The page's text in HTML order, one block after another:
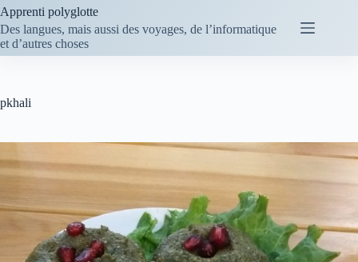
Passer
au
contenu
Apprenti polyglotte
Des langues, mais aussi des voyages, de l’informatique
et d’autres choses
pkhali